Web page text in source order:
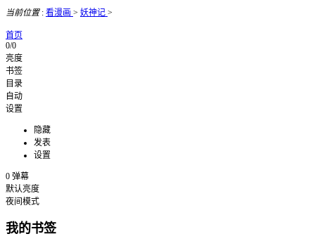
当前位置: 看漫画 > 妖神记 >
首页
0/0
亮度
书签
目录
自动
设置
隐藏
发表
设置
0 弹幕
默认亮度
夜间模式
我的书签